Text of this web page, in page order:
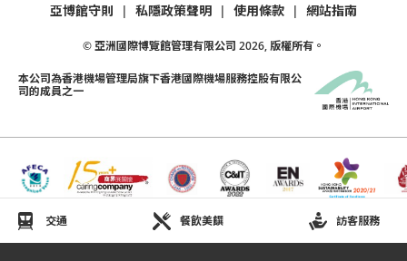
交通 餐飲美饌 訪客服務
亞博館守則 | 私隱政策聲明 | 使用條款 | 網站指南
© 亞洲國際博覽館管理有限公司 2026, 版權所有。
本公司為香港機場管理局旗下香港國際機場服務控股有限公
司的成員之一